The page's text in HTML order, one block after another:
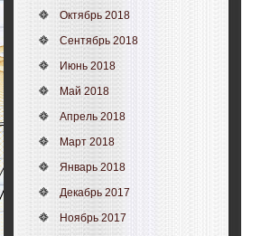
Октябрь 2018
Сентябрь 2018
Июнь 2018
Май 2018
Апрель 2018
Март 2018
Январь 2018
Декабрь 2017
Ноябрь 2017